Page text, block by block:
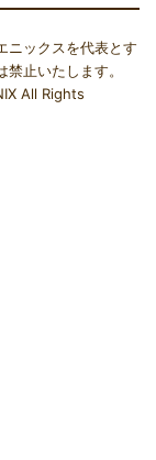
ニックスを代表とす
止いたします。
All Rights